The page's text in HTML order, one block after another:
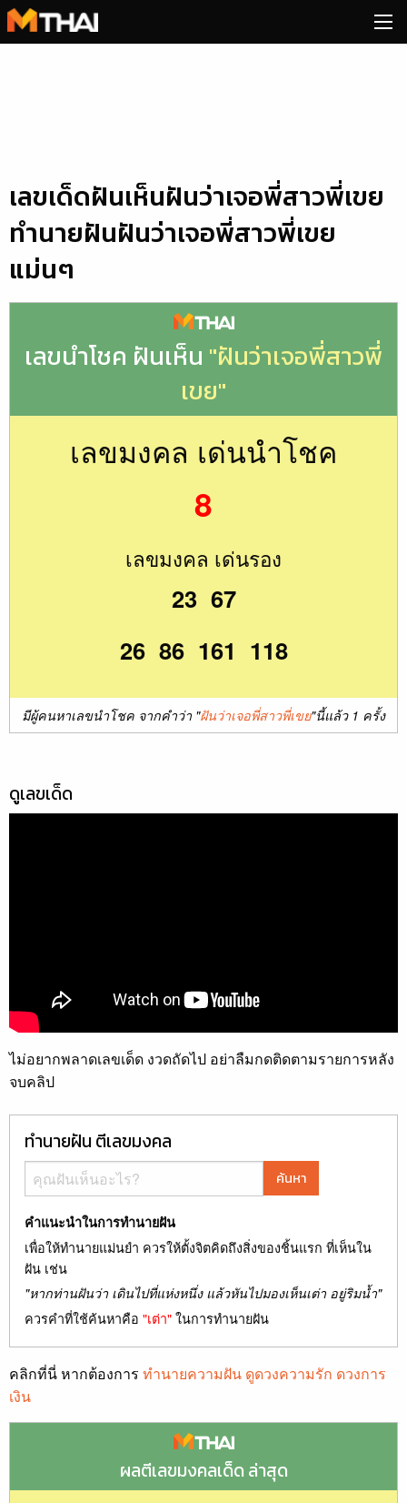
Skip
to
เลขเด็ดฝันเห็นฝันว่าเจอพี่สาวพี่เขย
ทำนายฝันฝันว่าเจอพี่สาวพี่เขย
แม่นๆ
เลขนำโชค ฝันเห็น "ฝันว่าเจอพี่สาวพี่
เขย"
เลขมงคล เด่นนำโชค
8
เลขมงคล เด่นรอง
23 67
26 86 161 118
มีผู้คนหาเลขนำโชค จากคำว่า "ฝันว่าเจอพี่สาวพี่เขย"นี้แล้ว 1 ครั้ง
ดูเลขเด็ด
ไม่อยากพลาดเลขเด็ด งวดถัดไป อย่าลืมกดติดตามรายการหลัง
จบคลิป
ทำนายฝัน ตีเลขมงคล
ค้นหา
คำแนะนำในการทำนายฝัน
เพื่อให้ทำนายแม่นยำ ควรให้ตั้งจิตคิดถึงสิ่งของชิ้นแรก ที่เห็นใน
ฝัน เช่น
"หากท่านฝันว่า เดินไปที่แห่งหนึ่ง แล้วหันไปมองเห็นเต่า อยู่ริมน้ำ"
ควรคำที่ใช้ค้นหาคือ "เต่า"ในการทำนายฝัน
คลิกที่นี่ หากต้องการ ทำนายความฝัน ดูดวงความรัก ดวงการ
เงิน
ผลตีเลขมงคลเด็ด ล่าสุด